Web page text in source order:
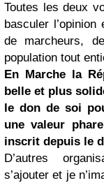
Toutes les deux
basculer
de marcheurs,
population tout
En Marche la
belle et plus
le don de soi
une valeur
inscrit depuis le
D’autres
s’ajouter et je